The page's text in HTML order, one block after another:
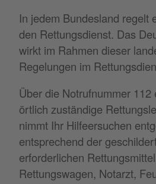
In jedem Bundesland regelt
den Rettungsdienst. Das
wirkt im Rahmen dieser
Regelungen im
Über die Notrufnummer
örtlich zuständige
nimmt Ihr Hilfeersuchen
entsprechend der
erforderlichen
Rettungswagen, Notarzt,